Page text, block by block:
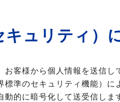
ュリティ）
お客様から個人情報を送信
標準のセキュリティ機能）
的に暗号化して送受信しま